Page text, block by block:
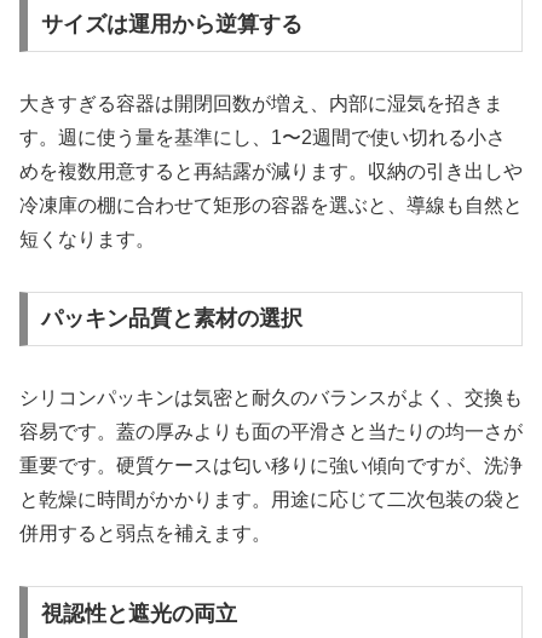
サイズは運用から逆算する
大きすぎる容器は開閉回数が増え、内部に湿気を招きま
す。週に使う量を基準にし、1〜2週間で使い切れる小さ
めを複数用意すると再結露が減ります。収納の引き出しや
冷凍庫の棚に合わせて矩形の容器を選ぶと、導線も自然と
短くなります。
パッキン品質と素材の選択
シリコンパッキンは気密と耐久のバランスがよく、交換も
容易です。蓋の厚みよりも面の平滑さと当たりの均一さが
重要です。硬質ケースは匂い移りに強い傾向ですが、洗浄
と乾燥に時間がかかります。用途に応じて二次包装の袋と
併用すると弱点を補えます。
視認性と遮光の両立